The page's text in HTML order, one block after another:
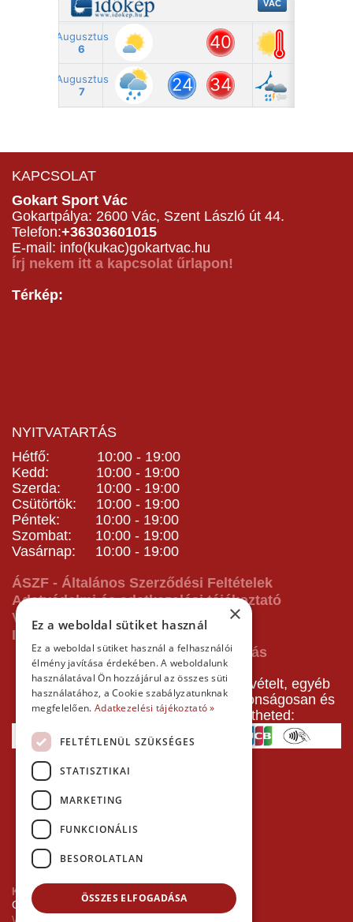
KAPCSOLAT
Gokart Sport Vác
Gokartpálya: 2600 Vác, Szent László út 44.
Telefon:+36303601015
E-mail: info(kukac)gokartvac.hu
Írj nekem itt a kapcsolat űrlapon!
Térkép:
NYITVATARTÁS
Hétfő: 10:00 - 19:00
Kedd: 10:00 - 19:00
Szerda: 10:00 - 19:00
Csütörtök: 10:00 - 19:00
Péntek: 10:00 - 19:00
Szombat: 10:00 - 19:00
Vasárnap: 10:00 - 19:00
ÁSZF - Általános Szerződési Feltételek
Adatvédelmi és adatkezelési tájékoztató
Vásárlás előtti tájékoztató
Impresszum
A pályafoglalást, gokartverseny részvételt, egyéb
termékeinket, szolgáltatásainkat biztonságosan és
gyorsan bankkártyával is kifizetheted:
Kezdőlap
Copyright © 2026 Minden jog fenntartva!
×
Ez a weboldal sütiket használ
Ez a weboldal sütiket használ a felhasználói
élmény javítása érdekében. A weboldalunk
használatával Ön hozzájárul az összes süti
használatához, a Cookie szabályzatunknak
megfelelően. Adatkezelési tájékoztató »
FELTÉTLENÜL SZÜKSÉGES
STATISZTIKAI
MARKETING
FUNKCIONÁLIS
BESOROLATLAN
ÖSSZES ELFOGADÁSA